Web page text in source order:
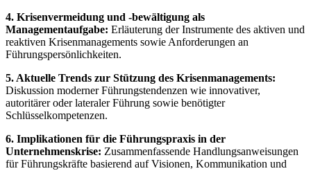
4. Krisenvermeidung und -bewältigung als
Managementaufgabe: Erläuterung der Instrumente des aktiven und
reaktiven Krisenmanagements sowie Anforderungen an
Führungspersönlichkeiten.
5. Aktuelle Trends zur Stützung des Krisenmanagements:
Diskussion moderner Führungstendenzen wie innovativer,
autoritärer oder lateraler Führung sowie benötigter
Schlüsselkompetenzen.
6. Implikationen für die Führungspraxis in der
Unternehmenskrise: Zusammenfassende Handlungsanweisungen
für Führungskräfte basierend auf Visionen, Kommunikation und